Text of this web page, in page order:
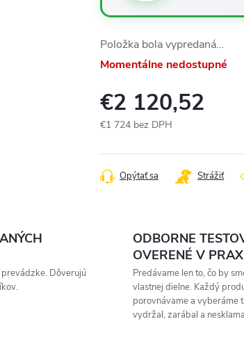
Položka bola vypredaná…
Momentálne nedostupné
€2 120,52
€1 724 bez DPH
cena:
Opýtať sa Strážiť
Dôverujú
ODBORNE
OVERENÉ V
Predávame len to, čo by
vlastnej dielne. Každý
porovnávame a vyberáme
vydržal, zarábal a